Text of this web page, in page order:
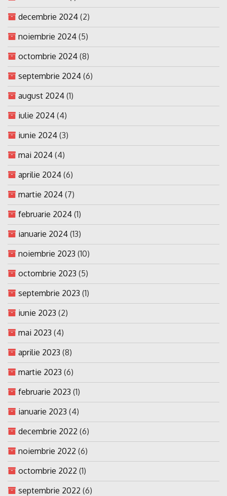
decembrie 2024 (2)
noiembrie 2024 (5)
octombrie 2024 (8)
septembrie 2024 (6)
august 2024 (1)
iulie 2024 (4)
iunie 2024 (3)
mai 2024 (4)
aprilie 2024 (6)
martie 2024 (7)
februarie 2024 (1)
ianuarie 2024 (13)
noiembrie 2023 (10)
octombrie 2023 (5)
septembrie 2023 (1)
iunie 2023 (2)
mai 2023 (4)
aprilie 2023 (8)
martie 2023 (6)
februarie 2023 (1)
ianuarie 2023 (4)
decembrie 2022 (6)
noiembrie 2022 (6)
octombrie 2022 (1)
septembrie 2022 (6)